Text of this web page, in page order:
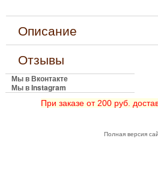
Описание
Отзывы
Мы в Вконтакте
Мы в Instagram
При заказе от 200 руб.
Полная версия